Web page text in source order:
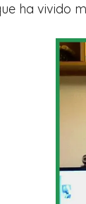
ha vivido